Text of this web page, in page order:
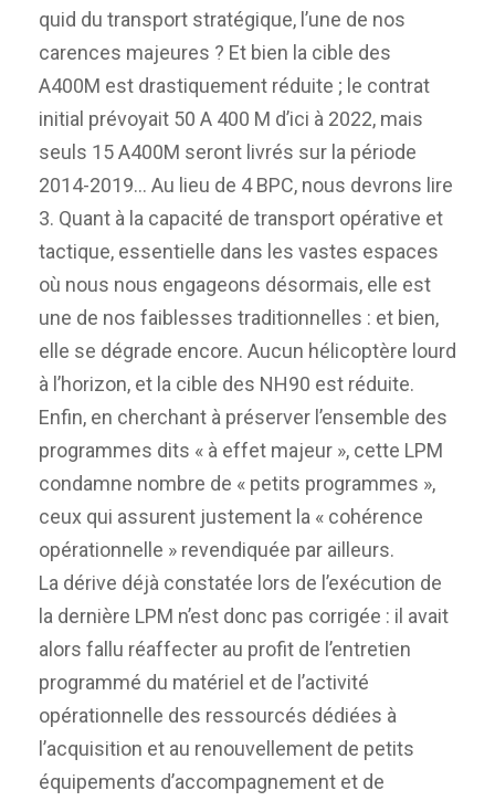
quid du transport stratégique, l’une de nos
carences majeures ? Et bien la cible des
A400M est drastiquement réduite ; le contrat
initial prévoyait 50 A 400 M d’ici à 2022, mais
seuls 15 A400M seront livrés sur la période
2014-2019… Au lieu de 4 BPC, nous devrons lire
3. Quant à la capacité de transport opérative et
tactique, essentielle dans les vastes espaces
où nous nous engageons désormais, elle est
une de nos faiblesses traditionnelles : et bien,
elle se dégrade encore. Aucun hélicoptère lourd
à l’horizon, et la cible des NH90 est réduite.
Enfin, en cherchant à préserver l’ensemble des
programmes dits « à effet majeur », cette LPM
condamne nombre de « petits programmes »,
ceux qui assurent justement la « cohérence
opérationnelle » revendiquée par ailleurs.
La dérive déjà constatée lors de l’exécution de
la dernière LPM n’est donc pas corrigée : il avait
alors fallu réaffecter au profit de l’entretien
programmé du matériel et de l’activité
opérationnelle des ressourcés dédiées à
l’acquisition et au renouvellement de petits
équipements d’accompagnement et de